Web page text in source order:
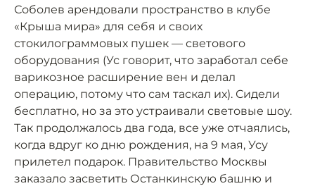
Соболев арендовали пространство в клубе
«Крыша мира» для себя и своих
стокилограммовых пушек — светового
оборудования (Ус говорит, что заработал себе
варикозное расширение вен и делал
операцию, потому что сам таскал их). Сидели
бесплатно, но за это устраивали световые шоу.
Так продолжалось два года, все уже отчаялись,
когда вдруг ко дню рождения, на 9 мая, Усу
прилетел подарок. Правительство Москвы
заказало засветить Останкинскую башню и